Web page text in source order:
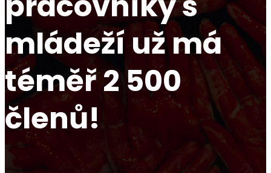
mládeží už má
téměř 2 500
členů!